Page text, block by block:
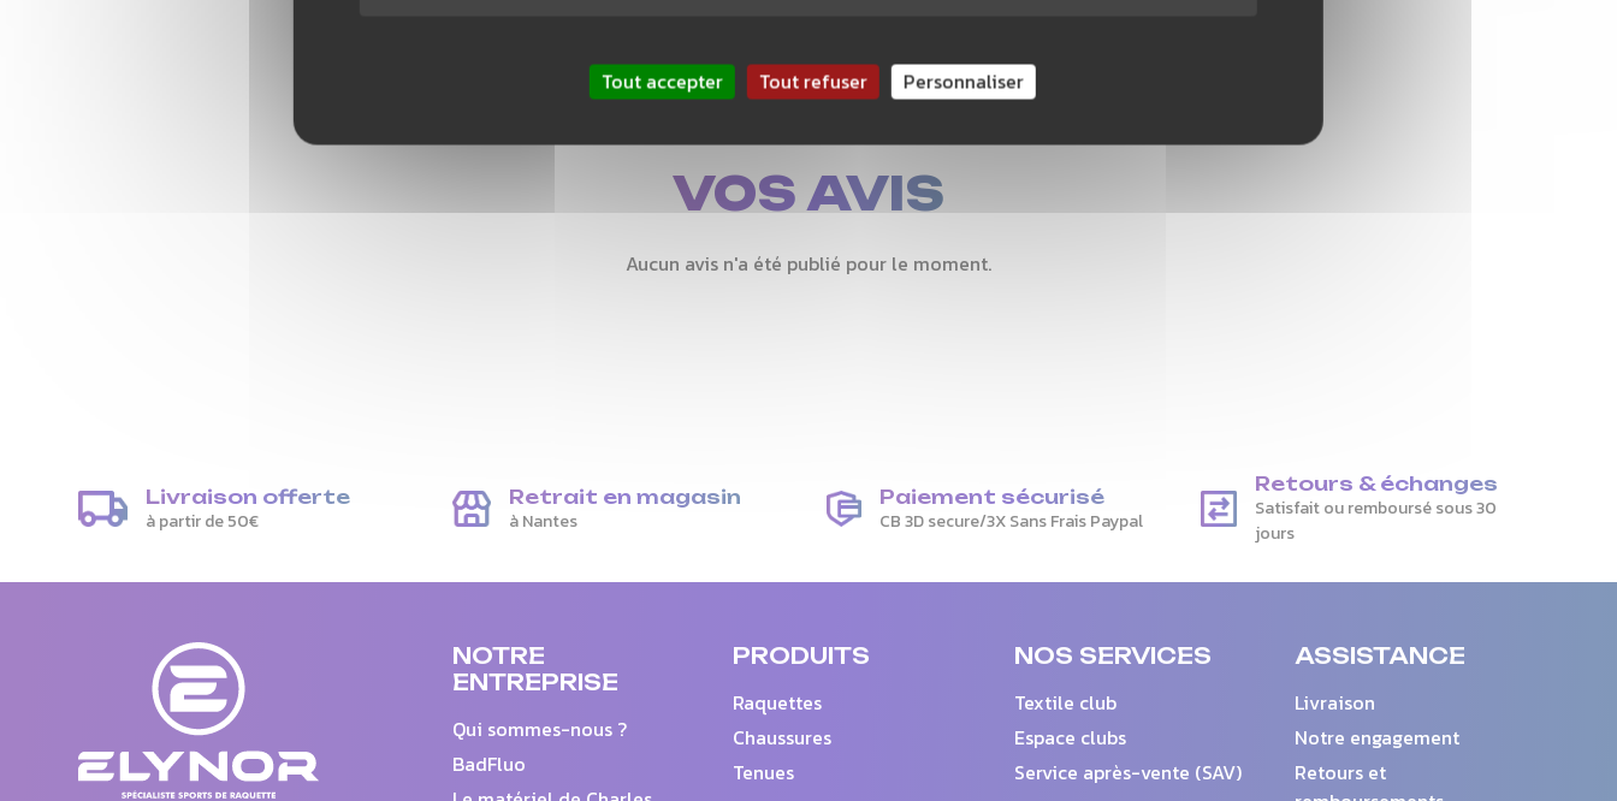
Tout accepter Tout refuser Personnaliser
VOS AVIS
Aucun avis n'a été publié pour le moment.
Livraison offerte
à partir de 50€
Retrait en magasin
à Nantes
Paiement sécurisé
CB 3D secure/3X Sans Frais Paypal
Retours & échanges
Satisfait ou remboursé sous 30
jours
NOTRE
ENTREPRISE
Qui sommes-nous ?
BadFluo
PRODUITS
Raquettes
Chaussures
Tenues
NOS SERVICES
Textile club
Espace clubs
Service après-vente (SAV)
ASSISTANCE
Livraison
Notre engagement
Retours et